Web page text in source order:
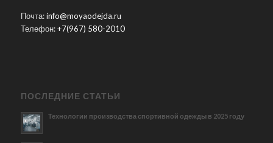
Почта:info@moyaodejda.ru
Телефон:+7(967) 580-2010
ПОСЛЕДНИЕ СТАТЬИ
Технологии производства спортивной одежды в 2025 году